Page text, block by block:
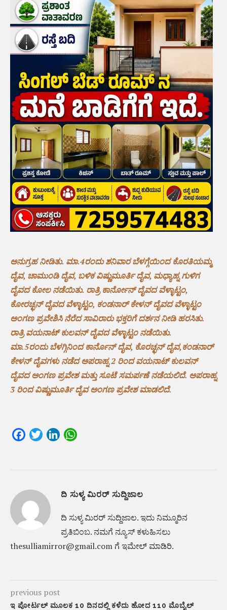
ಅನುಗ್ರಹ ನೀಡಿತು. ಮಾ.4ರಂದು ಶನಿವಾರ ಬೆಳಗ್ಗೆಯಿಂದ ಕೊರತಿಯಮ್ಮ
ದೈವ, ಚಾಮುಂಡಿ ದೈವ, ಬಳಿಕ ವಿಷ್ಣುಮೂರ್ತಿ ದೈವ, ಮಧ್ಯಾಹ್ನ ಗುಳಿಗ
ದೈವದ ಕೋಲ ನಡೆಯಿತು. ರಾತ್ರಿ ಕಾರ್ನೋನ್ ದೈವದ ವೆಳ್ಳಾಟ್ಟಂ,
ಕೋರಚ್ಛನ್ ದೈವದ ವೆಳ್ಳಾಟ್ಟಂ, ಕಂಡನಾರ್ ಕೇಳನ್ ದೈವದ ವೆಳ್ಳಾಟ್ಟಂ
ಅಂಗಣ ಪ್ರವೇಶಿಸಿ ನೆರೆದ ಸಾವಿರಾರು ಭಕ್ತರಿಗೆ ದರ್ಶನ ನೀಡಿ ಹರಸಿತು.
ರಾತ್ರಿ ವಯನಾಟ್ ಕುಲವನ್ ದೈವದ ವೆಳ್ಳಾಟ್ಟಂ ನಡೆಯಿತು.
ಮಾ.5ರಂದು ಬೆಳಗ್ಗಿನಿಂದ ಕಾರ್ನೊನ್ ದೈವ, ಕೊರಚ್ಛನ್ ದೈವ,ಕಂಡನಾರ್
ಕೇಳನ್ ದೈವಗಳು ನಡೆದ ಅಪರಾಹ್ನ 2 ರಿಂದ ವಯನಾಟ್ ಕುಲವನ್
ದೈವದ ಅಂಗಣ ಪ್ರವೇಶ ಮತ್ತು ಸೂಟೆ ಸಮರ್ಪಣೆ ನಡೆಯಲಿದೆ. ಅಪರಾಹ್ನ
3 ರಿಂದ ವಿಷ್ಣುಮೂರ್ತಿ ದೈವ ಅಂಗಣ ಪ್ರವೇಶ ಮಾಡಲಿದೆ.
FacebookTwitterLinkedIn
ದಿ ಸುಳ್ಯ ಮಿರರ್ ಸುದ್ದಿಜಾಲ
ದಿ ಸುಳ್ಯ ಮಿರರ್‌ ಸುದ್ದಿಜಾಲ. ಇದು ನಿಮ್ಮೂರಿನ
ಪ್ರತಿಬಿಂಬ. ನಮಗೆ ನ್ಯೂಸ್‌ ಕಳುಹಿಸಲು
thesulliamirror@gmail.com ಗೆ ಇಮೇಲ್ ಮಾಡಿರಿ.
previous post
ಇ ಪೋರ್ಟಲ್ ಮೂಲಕ 10 ದಿನದಲ್ಲಿ ಕಳೆದು ಹೋದ 110 ಮೊಬೈಲ್